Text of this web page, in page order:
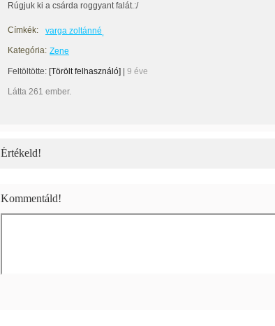
Rúgjuk ki a csárda roggyant falát.:/
Címkék:
varga zoltánné
Kategória: Zene
Feltöltötte: [Törölt felhasználó] 9 éve
Látta 261 ember.
Értékeld!
Kommentáld!